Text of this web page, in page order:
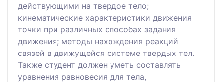
действующими на твердое тело;
кинематические характеристики движения
точки при различных способах задания
движения; методы нахождения реакций
связей в движущейся системе твердых тел.
Также студент должен уметь составлять
уравнения равновесия для тела,